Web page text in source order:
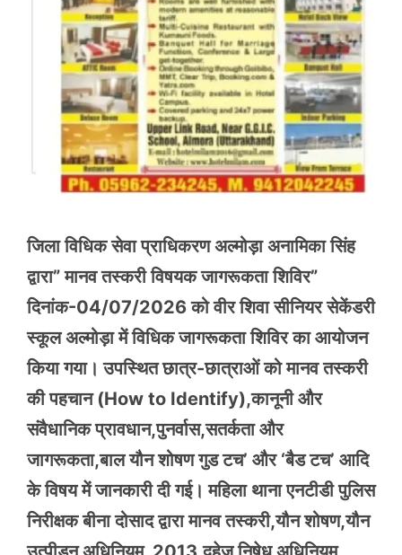
जिला विधिक सेवा प्राधिकरण अल्मोड़ा अनामिका सिंह
द्वारा” मानव तस्करी विषयक जागरूकता शिविर”
दिनांक-04/07/2026 को वीर शिवा सीनियर सेकेंडरी
स्कूल अल्मोड़ा में विधिक जागरूकता शिविर का आयोजन
किया गया। उपस्थित छात्र-छात्राओं को मानव तस्करी
की पहचान (How to Identify),कानूनी और
संवैधानिक प्रावधान,पुनर्वास,सतर्कता और
जागरूकता,बाल यौन शोषण गुड टच’ और ‘बैड टच’ आदि
के विषय में जानकारी दी गई। महिला थाना एनटीडी पुलिस
निरीक्षक बीना दोसाद द्वारा मानव तस्करी,यौन शोषण,यौन